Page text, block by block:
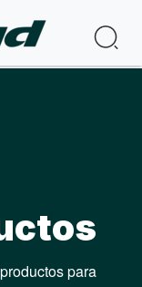
para